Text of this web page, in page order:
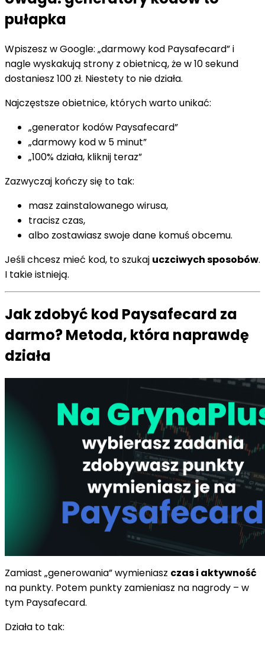
pułapka
Wpiszesz w Google: „darmowy kod Paysafecard” i
nagle wyskakują strony z obietnicą, że w 10 sekund
dostaniesz 100 zł. Niestety to nie działa.
Najczęstsze obietnice, których warto unikać:
„generator kodów Paysafecard”
„darmowy kod w 5 minut”
„100% działa, kliknij teraz”
Zazwyczaj kończy się to tak:
masz zainstalowanego wirusa,
tracisz czas,
albo zostawiasz swoje dane komuś obcemu.
Jeśli chcesz mieć kod, to szukaj uczciwych sposobów.
I takie istnieją.
Jak zdobyć kod Paysafecard za
darmo? Metoda, która naprawdę
działa
Zamiast „generowania” wymieniasz czas i aktywność
na punkty. Potem punkty zamieniasz na nagrody – w
tym Paysafecard.
Działa to tak: